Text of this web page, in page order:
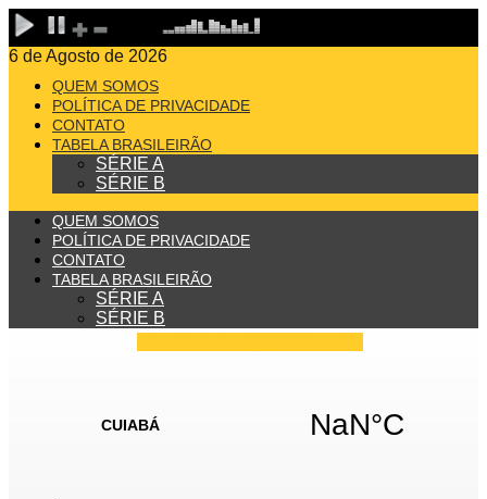
6 de Agosto de 2026
QUEM SOMOS
POLÍTICA DE PRIVACIDADE
CONTATO
TABELA BRASILEIRÃO
SÉRIE A
SÉRIE B
QUEM SOMOS
POLÍTICA DE PRIVACIDADE
CONTATO
TABELA BRASILEIRÃO
SÉRIE A
SÉRIE B